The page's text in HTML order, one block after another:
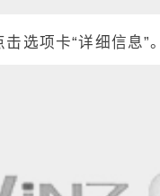
选项卡“详细信息”。